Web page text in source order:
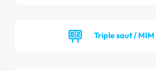
Triple saut / MIM